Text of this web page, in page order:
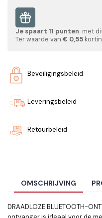
Je spaart 11 punten met
Ter waarde van € 0,55
Beveiligingsbeleid
Leveringsbeleid
Retourbeleid
OMSCHRIJVING
DRAADLOZE BLUETOOTH-